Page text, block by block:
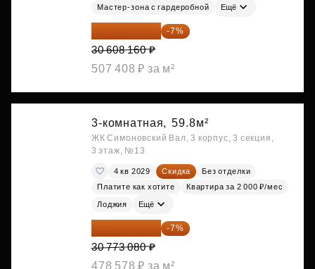
Мастер-зона с гардеробной Ещё
28 465 589 ₽ -7%
30 608 160 ₽
507 408 ₽ за м²
3-комнатная, 59.8м²
ЖК Симоновский Вал, 3 корпус, 3 секция,
3 этаж, №13
4 кв 2029 Скидка
Без отделки
Платите как хотите
Квартира за 2 000 ₽/мес
Лоджия Ещё
28 618 964 ₽ -7%
30 773 080 ₽
478 578 ₽ за м²